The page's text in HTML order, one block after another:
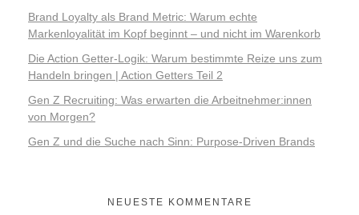
Brand Loyalty als Brand Metric: Warum echte
Markenloyalität im Kopf beginnt – und nicht im Warenkorb
Die Action Getter-Logik: Warum bestimmte Reize uns zum
Handeln bringen | Action Getters Teil 2
Gen Z Recruiting: Was erwarten die Arbeitnehmer:innen
von Morgen?
Gen Z und die Suche nach Sinn: Purpose-Driven Brands
NEUESTE KOMMENTARE